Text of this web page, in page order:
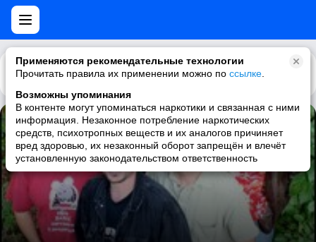
Применяются рекомендательные технологии
Прочитать правила их применении можно по ссылке
Возможны упоминания
В контенте могут упоминаться наркотики и связанная с ними
информация. Незаконное потребление наркотических
средств, психотропных веществ и их аналогов причиняет
вред здоровью, их незаконный оборот запрещён и влечёт
установленную законодательством ответственность
Каталог Рекомендации
Hyvää ja Kaunista
Kolmas Nainen